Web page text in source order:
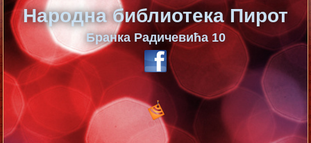
Народна библиотека Пирот
Бранка Радичевића 10